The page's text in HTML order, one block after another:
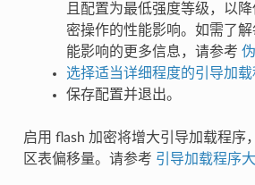
且配置为最低强度等级，以
密操作的性能影响。如需了
能影响的更多信息，请参考
选择适当详细程度的引导加载
保存配置并退出。
启用 flash 加密将增大引导加载程序
区表偏移量。请参考 引导加载程序